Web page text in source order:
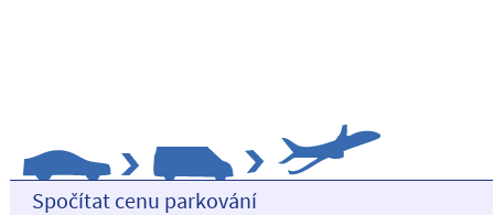
Spočítat cenu parkování